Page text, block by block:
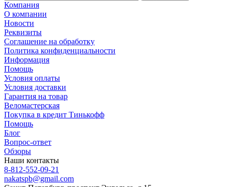
Компания
О компании
Новости
Реквизиты
Соглашение на обработку
Политика конфиденциальности
Информация
Помощь
Условия оплаты
Условия доставки
Гарантия на товар
Веломастерская
Покупка в кредит Тинькофф
Помощь
Блог
Вопрос-ответ
Обзоры
Наши контакты
8-812-552-09-21
nakatspb@gmail.com